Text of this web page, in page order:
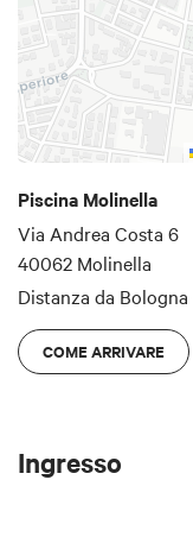
Piscina Molinella
Via Andrea Costa 6
40062 Molinella
Distanza da Bologna
COME ARRIVARE
Ingresso